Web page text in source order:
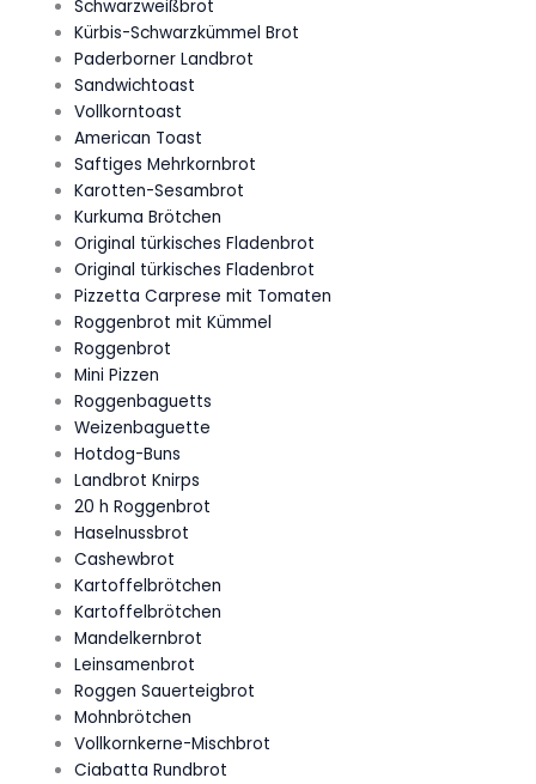
Schwarzweißbrot
Kürbis-Schwarzkümmel Brot
Paderborner Landbrot
Sandwichtoast
Vollkorntoast
American Toast
Saftiges Mehrkornbrot
Karotten-Sesambrot
Kurkuma Brötchen
Original türkisches Fladenbrot
Original türkisches Fladenbrot
Pizzetta Carprese mit Tomaten
Roggenbrot mit Kümmel
Roggenbrot
Mini Pizzen
Roggenbaguetts
Weizenbaguette
Hotdog-Buns
Landbrot Knirps
20 h Roggenbrot
Haselnussbrot
Cashewbrot
Kartoffelbrötchen
Kartoffelbrötchen
Mandelkernbrot
Leinsamenbrot
Roggen Sauerteigbrot
Mohnbrötchen
Vollkornkerne-Mischbrot
Ciabatta Rundbrot